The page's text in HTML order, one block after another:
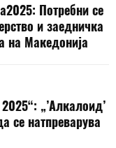
Потребни се
и заедничка
на Македонија
„’Алкалоид’
се натпреварува